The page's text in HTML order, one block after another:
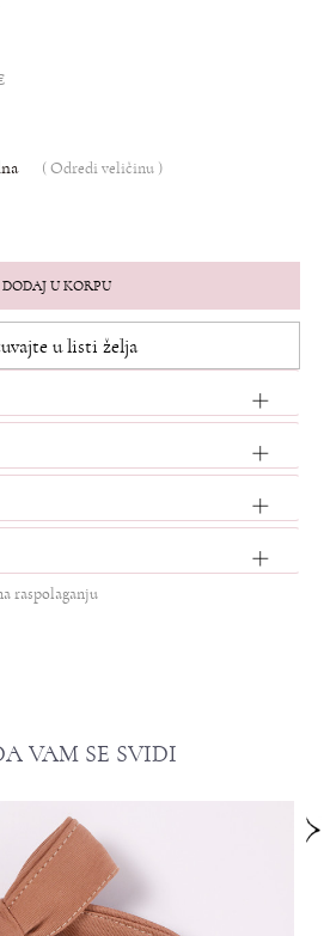
(Odredi veličinu )
DODAJ U KORPU
u listi želja
raspolaganju
VAM SE SVIDI